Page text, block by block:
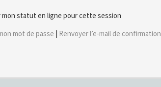
mon statut en ligne pour cette session
mot de passe | Renvoyer l’e-mail de confirmation